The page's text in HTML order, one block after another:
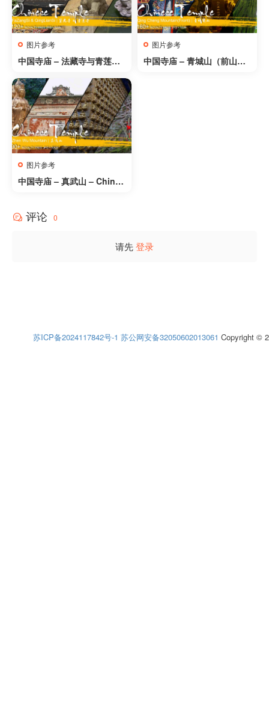
图片参考
中国寺庙 – 法藏寺与青莲寺
ng Si & Qing Lian Si
图片参考
中国寺庙 – 青城山（前山）
图片参考
中国寺庙 – 真武山 – Chines
评论 0
请先登录
苏ICP备2024117842号-1 苏公网安备32050602013061 Copyright ©